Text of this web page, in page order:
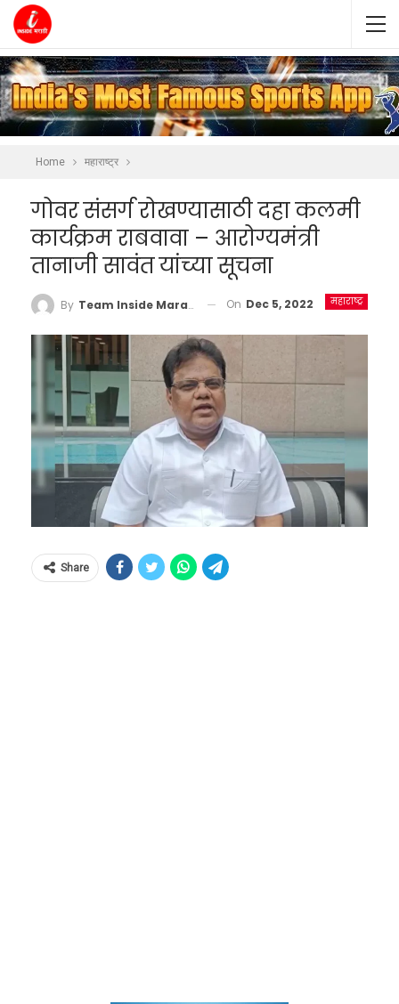
Home महाराष्ट्र
गोवर संसर्ग रोखण्यासाठी दहा कलमी
कार्यक्रम राबवावा – आरोग्यमंत्री
तानाजी सावंत यांच्या सूचना
महाराष्ट्र
By Team Inside Marathi On Dec 5, 2022
Share